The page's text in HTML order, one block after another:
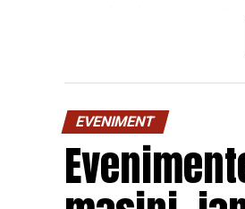
abordare
mai greu/ mai
sfârșit, după
despre relațiile lor,
încerca să
Cu râs pe săturate,
EVENIMENT